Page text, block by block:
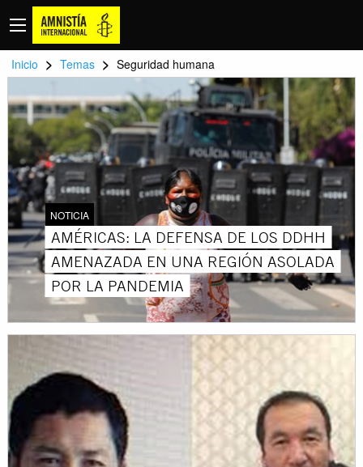
Inicio > Temas > Seguridad humana
NOTICIA
AMÉRICAS: LA DEFENSA DE LOS DDHH
AMENAZADA EN UNA REGIÓN ASOLADA
POR LA PANDEMIA